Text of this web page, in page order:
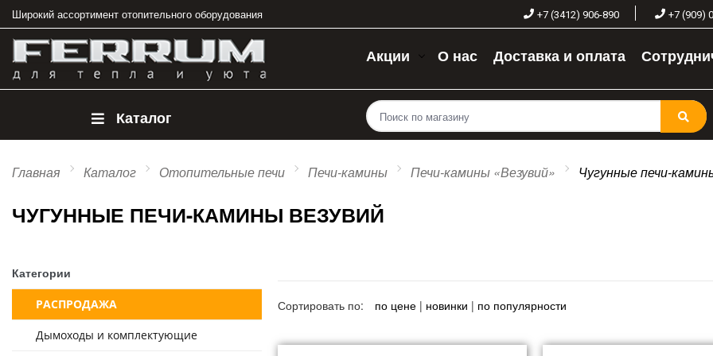
Широкий ассортимент отопительного оборудования +7 (3412) 906-890 +7 (909)
Акции О нас Доставка и оплата
Каталог
Главная Каталог Отопительные печи Печи-камины Печи-камины «Везувий» Чугунные печи-
ЧУГУННЫЕ ПЕЧИ-КАМИНЫ ВЕЗУВИЙ
Категории
РАСПРОДАЖА
Дымоходы и комплектующие
Сортировать по: по цене | новинки | по популярности